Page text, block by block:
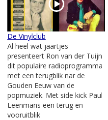
De Vinylclub
Al heel wat jaartjes
presenteert Ron van der Tuijn
dit populaire radioprogramma
met een terugblik nar de
Gouden Eeuw van de
popmuziek. Met side kick Paul
Leenmans een terug en
vooruitblik